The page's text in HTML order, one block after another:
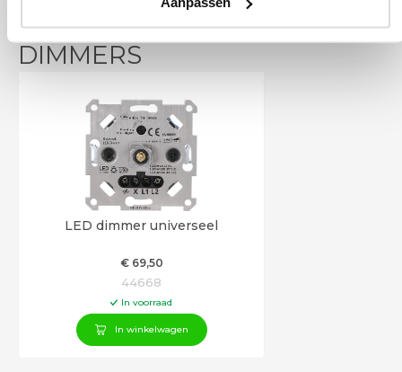
BESTELINCLUSIEF
DIMMERS
LED dimmer universeel
€69,50
44668
In voorraad
In winkelwagen